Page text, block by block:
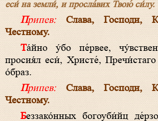
еси́ на земли́, и просла́вих Твою́ си́лу.
Припев:
Слава, Господи,
Честному.
Та́йно у́бо пе́рвее, чу́вственно же дне́сь,
просия́л еси́, Христе́,
о́браз.
Припев:
Слава, Господи,
Честному.
Беззако́нных богоуби́йц де́рзость, кре́стным